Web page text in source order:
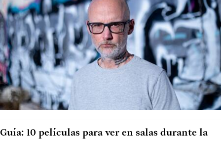
Guía: 10 películas para ver en salas durante la